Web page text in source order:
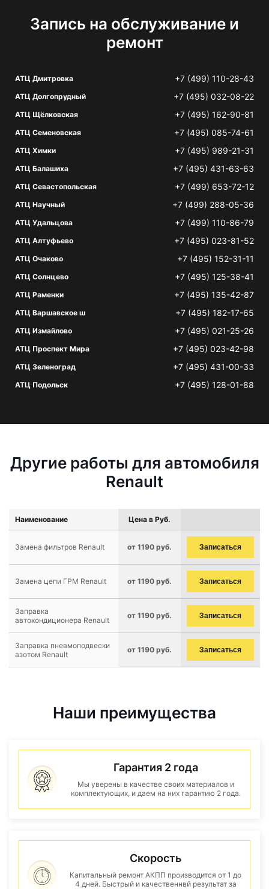
Запись на обслуживание и
ремонт
АТЦ Дмитровка +7 (499) 110-28-43
АТЦ Долгопрудный +7 (495) 032-08-22
АТЦ Щёлковская +7 (495) 162-90-81
АТЦ Семеновская +7 (495) 085-74-61
АТЦ Химки +7 (495) 989-21-31
АТЦ Балашиха +7 (495) 431-63-63
АТЦ Севастопольская +7 (499) 653-72-12
АТЦ Научный +7 (499) 288-05-36
АТЦ Удальцова +7 (499) 110-86-79
АТЦ Алтуфьево +7 (495) 023-81-52
АТЦ Очаково +7 (495) 152-31-11
АТЦ Солнцево +7 (495) 125-38-41
АТЦ Раменки +7 (495) 135-42-87
АТЦ Варшавское ш +7 (495) 182-17-65
АТЦ Измайлово +7 (495) 021-25-26
АТЦ Проспект Мира +7 (495) 023-42-98
АТЦ Зеленоград +7 (495) 431-00-33
АТЦ Подольск +7 (495) 128-01-88
Другие работы для автомобиля
Renault
Наименование Цена в Руб.
Замена фильтров Renault от 1190 руб. Записаться
Замена цепи ГРМ Renault от 1190 руб. Записаться
Заправка
автокондиционера Renault
от 1190 руб. Записаться
Заправка пневмоподвески
азотом Renault
от 1190 руб. Записаться
Наши преимущества
Гарантия 2 года
Мы уверены в качестве своих материалов и
комплектующих, и даем на них гарантию 2 года.
Скорость
Капитальный ремонт АКПП производится от 1 до
4 дней. Быстрый и качественнвй результат за